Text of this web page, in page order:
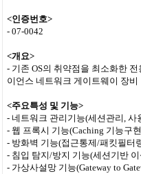
<인증번호>
- 07-0042
<개요>
- 기존 OS의 취약점을 최소화한
이언스 네트워크 게이트웨이 장비
<주요특성 및 기능>
- 네트워크 관리기능(세션관리,
- 웹 프록시 기능(Caching 기능구
- 방화벽 기능(접근통제/패킷필터
- 침입 탐지/방지 기능(세션기반
- 가상사설망 기능(Gateway to